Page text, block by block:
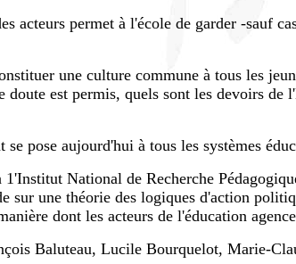
acteurs permet à l'école de garder -sauf
une culture commune à tous les
est permis, quels sont les devoirs de
pose aujourd'hui à tous les systèmes
National de Recherche
sur une théorie des logiques d'action
dont les acteurs de l'éducation
Baluteau, Lucile Bourquelot, Marie-